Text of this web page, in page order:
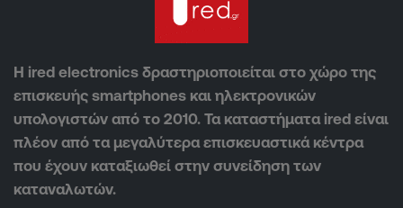
Η ired electronics δραστηριοποιείται στο χώρο της
επισκευής smartphones και ηλεκτρονικών
υπολογιστών από το 2010. Τα καταστήματα ired είναι
πλέον από τα μεγαλύτερα επισκευαστικά κέντρα
που έχουν καταξιωθεί στην συνείδηση των
καταναλωτών.